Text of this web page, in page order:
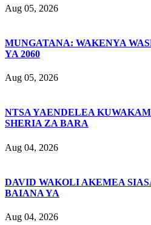
Aug 05, 2026
MUNGATANA: WAKENYA
YA 2060
Aug 05, 2026
NTSA YAENDELEA
SHERIA ZA BARA
Aug 04, 2026
DAVID WAKOLI AKEMEA
BAIANA YA
Aug 04, 2026